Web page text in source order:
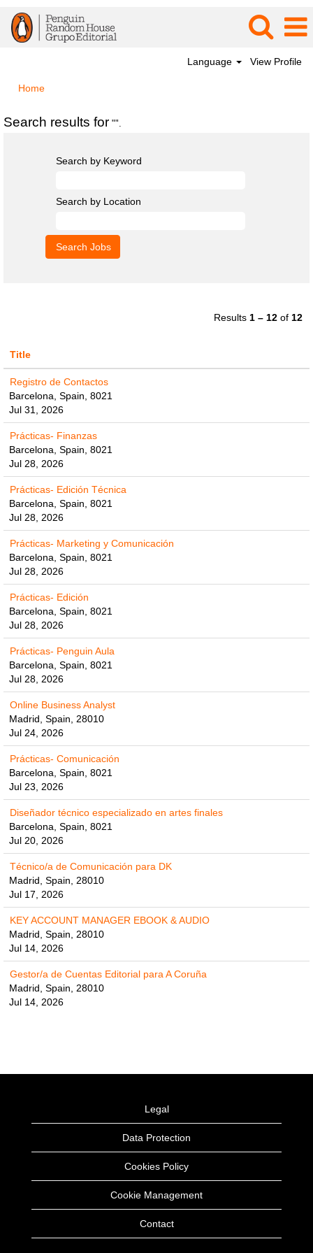
Language View Profile
Home
Search results for "".
Search by Keyword
Search by Location
Results 1 – 12 of 12
Title
Registro de Contactos
Barcelona, Spain, 8021
Jul 31, 2026
Prácticas- Finanzas
Barcelona, Spain, 8021
Jul 28, 2026
Prácticas- Edición Técnica
Barcelona, Spain, 8021
Jul 28, 2026
Prácticas- Marketing y Comunicación
Barcelona, Spain, 8021
Jul 28, 2026
Prácticas- Edición
Barcelona, Spain, 8021
Jul 28, 2026
Prácticas- Penguin Aula
Barcelona, Spain, 8021
Jul 28, 2026
Online Business Analyst
Madrid, Spain, 28010
Jul 24, 2026
Prácticas- Comunicación
Barcelona, Spain, 8021
Jul 23, 2026
Diseñador técnico especializado en artes finales
Barcelona, Spain, 8021
Jul 20, 2026
Técnico/a de Comunicación para DK
Madrid, Spain, 28010
Jul 17, 2026
KEY ACCOUNT MANAGER EBOOK & AUDIO
Madrid, Spain, 28010
Jul 14, 2026
Gestor/a de Cuentas Editorial para A Coruña
Madrid, Spain, 28010
Jul 14, 2026
Legal
Data Protection
Cookies Policy
Cookie Management
Contact